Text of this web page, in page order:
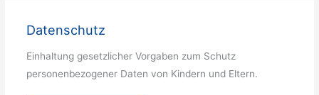
Datenschutz
Einhaltung gesetzlicher Vorgaben zum Schutz
personenbezogener Daten von Kindern und Eltern.